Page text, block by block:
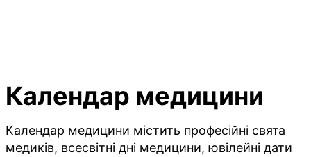
Календар медицини
Календар медицини містить професійні свята
медиків, всесвітні дні медицини, ювілейні дати